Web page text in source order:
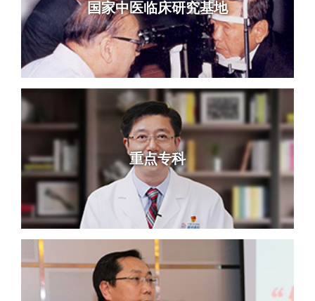
国家中医临床研究基地
重点专科